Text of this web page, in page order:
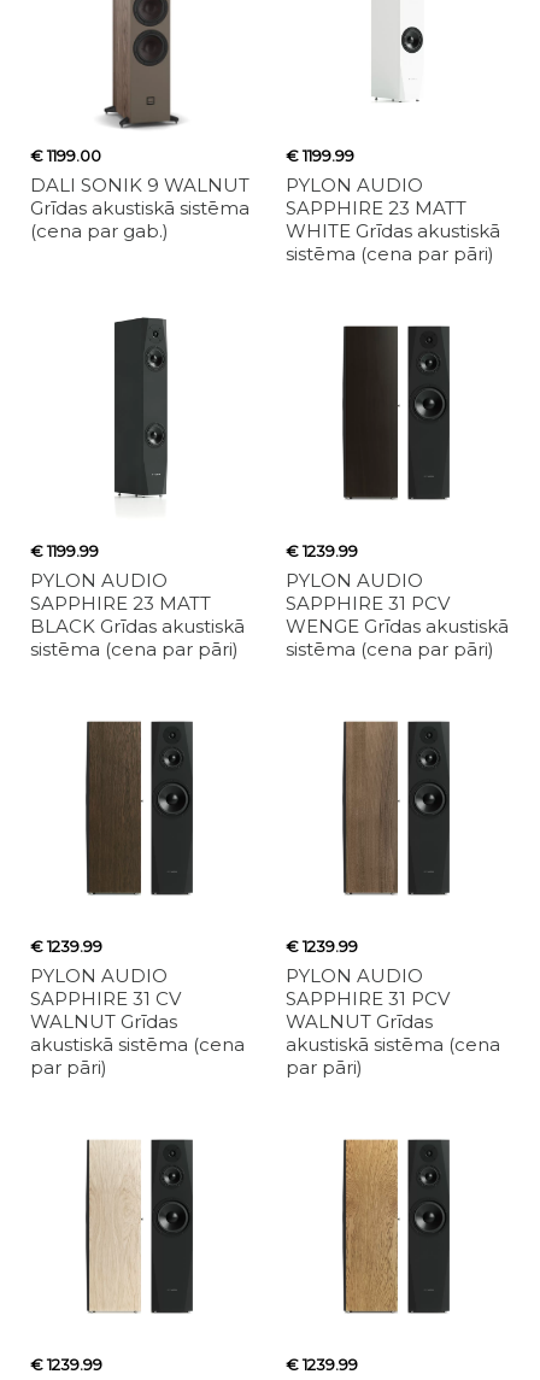
€ 1199.00
DALI SONIK 9 WALNUT
Grīdas akustiskā sistēma
(cena par gab.)
€ 1199.99
PYLON AUDIO
SAPPHIRE 23 MATT
WHITE Grīdas akustiskā
sistēma (cena par pāri)
€ 1199.99
PYLON AUDIO
SAPPHIRE 23 MATT
BLACK Grīdas akustiskā
sistēma (cena par pāri)
€ 1239.99
PYLON AUDIO
SAPPHIRE 31 PCV
WENGE Grīdas akustiskā
sistēma (cena par pāri)
€ 1239.99
PYLON AUDIO
SAPPHIRE 31 CV
WALNUT Grīdas
akustiskā sistēma (cena
par pāri)
€ 1239.99
PYLON AUDIO
SAPPHIRE 31 PCV
WALNUT Grīdas
akustiskā sistēma (cena
par pāri)
€ 1239.99 € 1239.99